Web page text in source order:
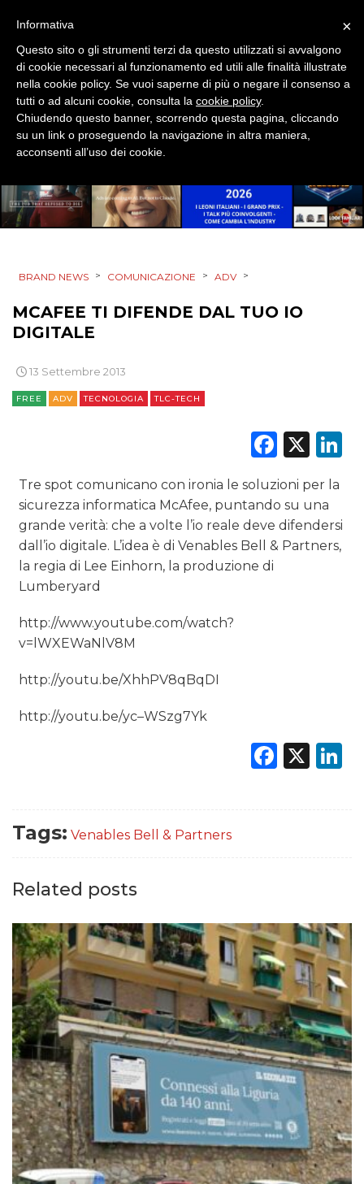
DIRECT
SPONSOR
DESIGN
EVENTI
PROMOZIONI
PUNTI VENDITA
CSR
STRATEGIE
CINEMA
DIGITALE
EDITORIA
RADIO / AUDIO
TV
RICERCHE
TREND
CASE HISTORY
OPINIONI
BRAND NEWS > COMUNICAZIONE > ADV >
MCAFEE TI DIFENDE DAL TUO IO
DIGITALE
13 Settembre 2013
FREE ADV TECNOLOGIA TLC-TECH
X
Tre spot comunicano con ironia le soluzioni per la
sicurezza informatica McAfee, puntando su una
grande verità: che a volte l’io reale deve difendersi
dall’io digitale. L’idea è di Venables Bell & Partners,
la regia di Lee Einhorn, la produzione di
Lumberyard
http://www.youtube.com/watch?
v=lWXEWaNlV8M
http://youtu.be/XhhPV8qBqDI
http://youtu.be/yc–WSzg7Yk
X
Tags: Venables Bell & Partners
Related posts
×
Informativa
Questo sito o gli strumenti terzi da questo utilizzati si avvalgono
di cookie necessari al funzionamento ed utili alle finalità illustrate
nella cookie policy. Se vuoi saperne di più o negare il consenso a
tutti o ad alcuni cookie, consulta la cookie policy.
Chiudendo questo banner, scorrendo questa pagina, cliccando
su un link o proseguendo la navigazione in altra maniera,
acconsenti all’uso dei cookie.